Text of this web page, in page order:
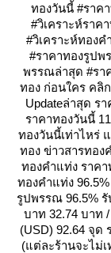
ทองวันนี้ #ราค
#วิเคราะห์ราค
#วิเคราะห์ทอง
#ราคาทองรูปพ
พรรณล่าสุด #รา
ทอง ก่อนใคร คลิก
Updateล่าสุด ร
ราคาทองวันนี้
ทองวันนี้เท่าไหร่
ทอง ข่าวสารทอ
ทองคำแท่ง ราค
ทองคำแท่ง
รูปพรรณ 96.5% รั
บาท 32.74 บาท
(USD) 92.64 จุด
(แต่ละร้านจะไม่